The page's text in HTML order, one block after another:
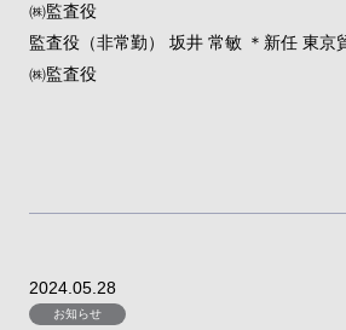
㈱監査役
監査役（非常勤） 坂井 常敏 ＊新任 東京
㈱監査役
2024.05.28
お知らせ